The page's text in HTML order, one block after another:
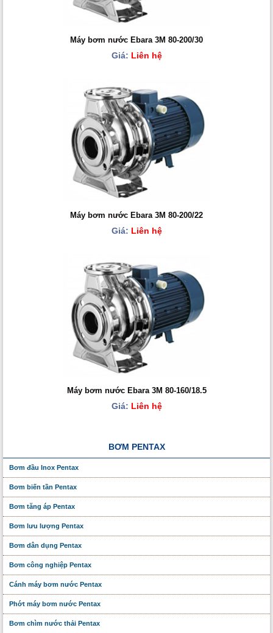
Máy bơm nước Ebara 3M 80-200/30
Giá: Liên hệ
Máy bơm nước Ebara 3M 80-200/22
Giá: Liên hệ
Máy bơm nước Ebara 3M 80-160/18.5
Giá: Liên hệ
BƠM PENTAX
Bơm đầu Inox Pentax
Bơm biến tần Pentax
Bơm tăng áp Pentax
Bơm lưu lượng Pentax
Bơm dân dụng Pentax
Bơm công nghiệp Pentax
Cánh máy bơm nước Pentax
Phớt máy bơm nước Pentax
Bơm chìm nước thải Pentax